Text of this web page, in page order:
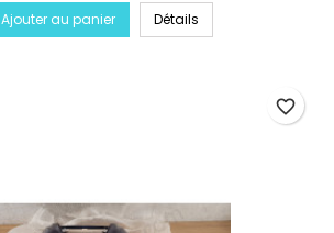
Ajouter au panier Détails
favorite_border